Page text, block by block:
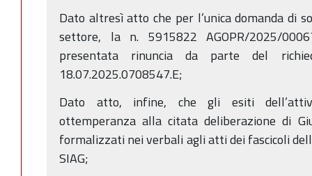
Dato altresì atto che per l’unica domanda di
settore, la n. 5915822 AGOPR/2025/
presentata rinuncia da parte del
18.07.2025.0708547.E;
Dato atto, infine, che gli esiti
ottemperanza alla citata deliberazione di
formalizzati nei verbali agli atti dei fascicoli
SIAG;